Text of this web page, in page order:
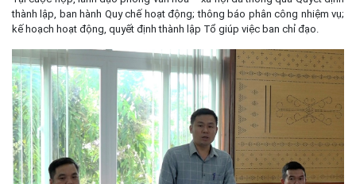
thành lập, ban hành Quy chế hoạt động; thông báo phân công nhiệm vụ;
kế hoạch hoạt động, quyết định thành lập Tổ giúp việc ban chỉ đạo.